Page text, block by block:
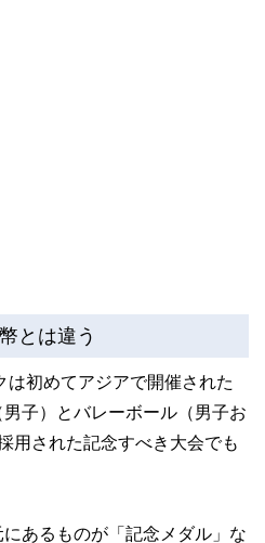
とは違う
は初めてアジアで開催された
子）とバレーボール（男子お
用された記念すべき大会でも
あるものが「記念メダル」な